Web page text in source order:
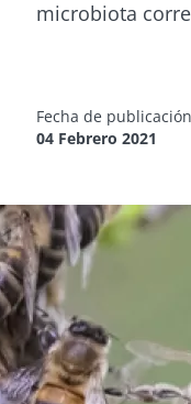
microbiota
Fecha de publicación
04 Febrero 2021